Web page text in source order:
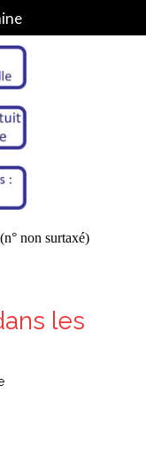
(n° non surtaxé)
les